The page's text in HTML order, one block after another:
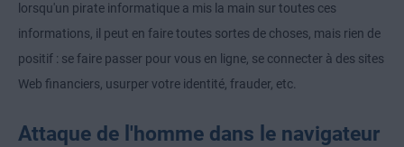
lorsqu'un pirate informatique a mis la main sur toutes ces
informations, il peut en faire toutes sortes de choses, mais rien de
positif : se faire passer pour vous en ligne, se connecter à des sites
Web financiers, usurper votre identité, frauder, etc.
Attaque de l'homme dans le navigateur